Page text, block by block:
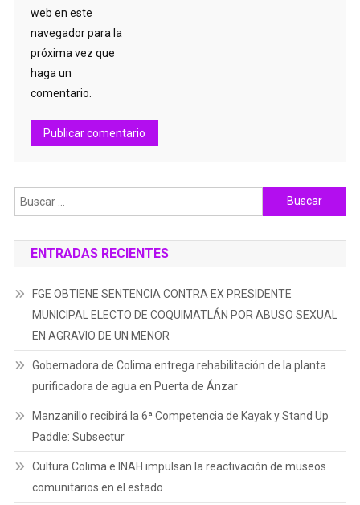
web en este
navegador para la
próxima vez que
haga un
comentario.
Buscar:
ENTRADAS RECIENTES
FGE OBTIENE SENTENCIA CONTRA EX PRESIDENTE
MUNICIPAL ELECTO DE COQUIMATLÁN POR ABUSO SEXUAL
EN AGRAVIO DE UN MENOR
Gobernadora de Colima entrega rehabilitación de la planta
purificadora de agua en Puerta de Ánzar
Manzanillo recibirá la 6ª Competencia de Kayak y Stand Up
Paddle: Subsectur
Cultura Colima e INAH impulsan la reactivación de museos
comunitarios en el estado